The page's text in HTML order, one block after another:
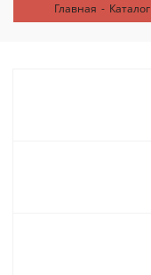
Главная - Каталог